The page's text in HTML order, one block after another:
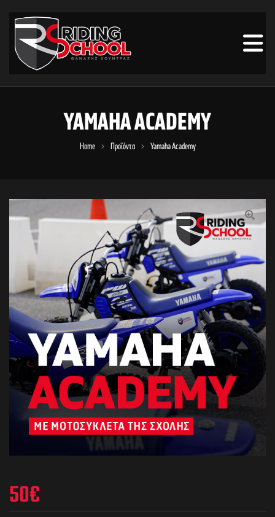
YAMAHA ACADEMY
Home Προϊόντα Yamaha Academy
🔍
50€